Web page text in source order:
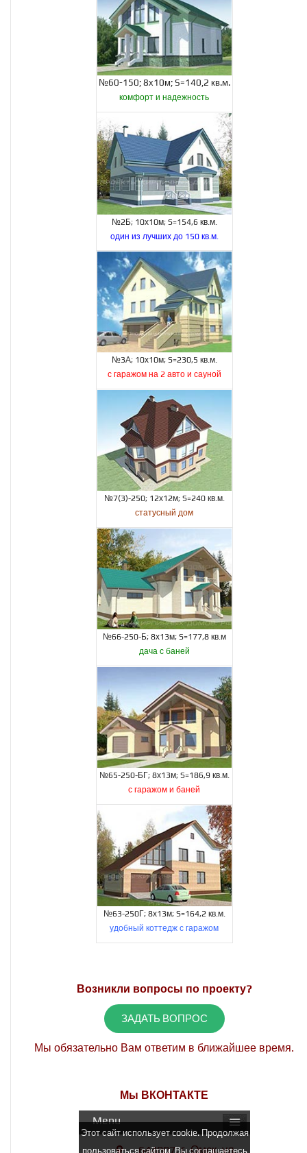
№60-150; 8х10м; S=140,2 кв.м.
комфорт и надежность
№2Б; 10х10м; S=154,6 кв.м.
один из лучших до 150 кв.м.
№3А; 10х10м; S=230,5 кв.м.
с гаражом на 2 авто и сауной
№7(3)-250; 12х12м; S=240 кв.м.
статусный дом
№66-250-Б; 8х13м; S=177,8 кв.м
дача с баней
№65-250-БГ; 8х13м; S=186,9 кв.м.
с гаражом и баней
№63-250Г; 8х13м; S=164,2 кв.м.
удобный коттедж с гаражом
Возникли вопросы по проекту?
ЗАДАТЬ ВОПРОС
Мы обязательно Вам ответим в ближайшее время.
Мы ВКОНТАКТЕ